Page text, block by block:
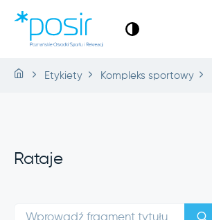
Etykiety Kompleks sportowy
Rataje